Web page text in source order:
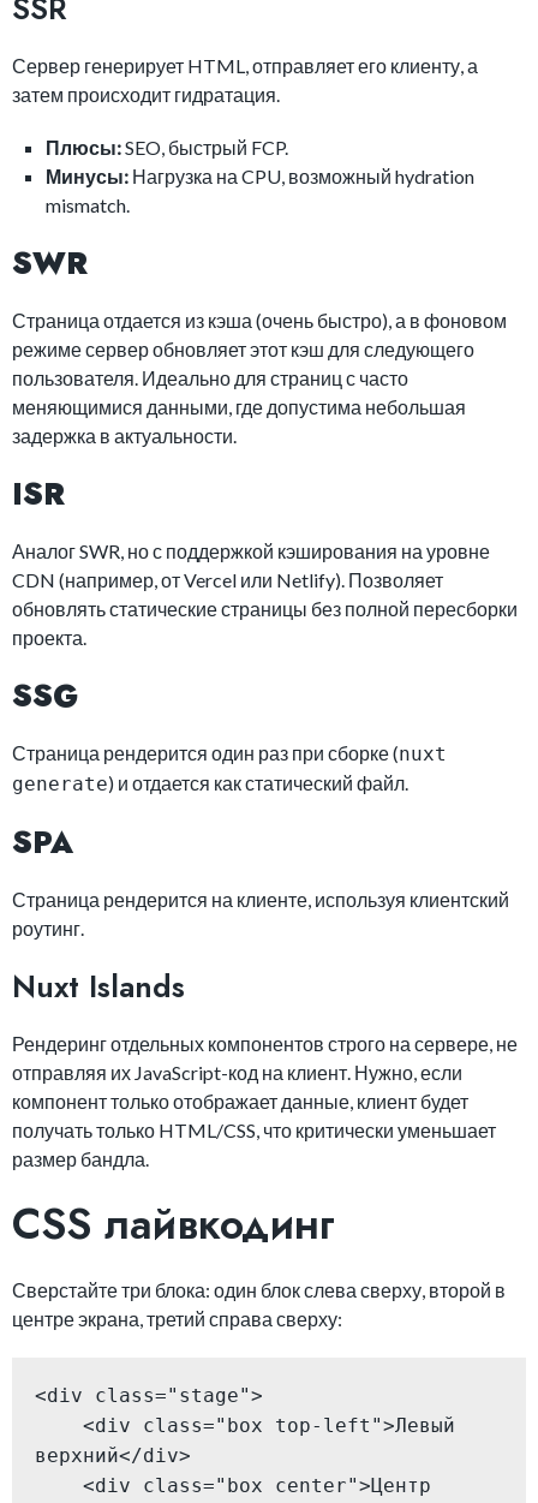
Сервер генерирует HTML, отправляет его клиенту, а
затем происходит гидратация.
Плюсы:SEO, быстрый FCP.
Минусы: Нагрузка на CPU, возможный hydration
mismatch.
SWR
Страница отдается из кэша (очень быстро), а в фоновом
режиме сервер обновляет этот кэш для следующего
пользователя. Идеально для страниц с часто
меняющимися данными, где допустима небольшая
задержка в актуальности.
ISR
Аналог SWR, но с поддержкой кэширования на уровне
CDN (например, от Vercel или Netlify). Позволяет
обновлять статические страницы без полной пересборки
проекта.
SSG
Страница рендерится один раз при сборке (nuxt
generate) и отдается как статический файл.
SPA
Страница рендерится на клиенте, используя клиентский
роутинг.
Nuxt Islands
Рендеринг отдельных компонентов строго на сервере, не
отправляя их JavaScript-код на клиент. Нужно, если
компонент только отображает данные, клиент будет
получать только HTML/CSS, что критически уменьшает
размер бандла.
CSS лайвкодинг
Сверстайте три блока: один блок слева сверху, второй в
центре экрана, третий справа сверху:
<div class="stage">
<div class="box top-left">Левый
верхний</div>
<div class="box center">Центр